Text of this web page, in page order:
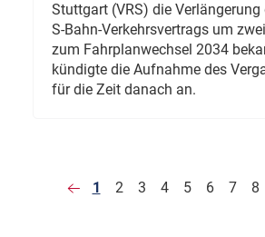
Stuttgart (VRS) die Verlängerung
S-Bahn-Verkehrsvertrags um
zum Fahrplanwechsel 2034
kündigte die Aufnahme des
für die Zeit danach an.
1 2 3 4 5 6 7 8